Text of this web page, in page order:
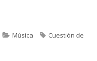
Categorías
Música Etiquetas
Cuestión de